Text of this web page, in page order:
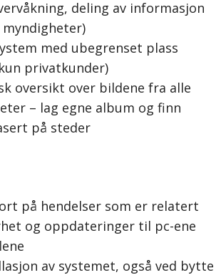
deling av informasjon
med ubegrenset plass
privatkunder)
oversikt over bildene fra alle
– lag egne album og finn
på steder
på hendelser som er relatert
og oppdateringer til pc-ene
av systemet, også ved bytte